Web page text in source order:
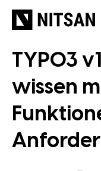
WIR
für KMU
für
für
TYPO3
wissen